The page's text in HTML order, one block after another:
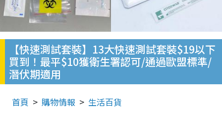
【快速測試套裝】13大快速測試套裝$19以下
買到！最平$10獲衛生署認可/通過歐盟標準/
潛伏期適用
首頁 購物情報 生活百貨